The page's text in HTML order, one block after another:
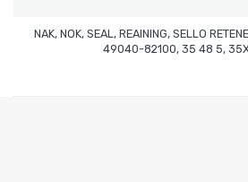
NAK, NOK, SEAL, REAINING, SELLO
49040-82100, 35 48 5,
Leer Más